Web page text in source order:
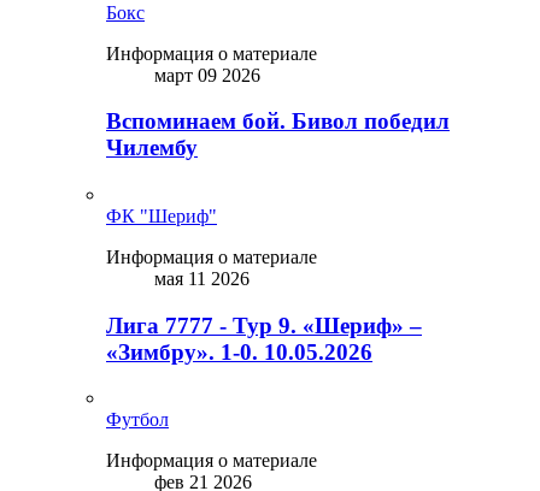
Бокс
Информация о материале
март 09 2026
Вспоминаем бой. Бивол победил
Чилембу
ФК "Шериф"
Информация о материале
мая 11 2026
Лига 7777 - Тур 9. «Шериф» –
«Зимбру». 1-0. 10.05.2026
Футбол
Информация о материале
фев 21 2026